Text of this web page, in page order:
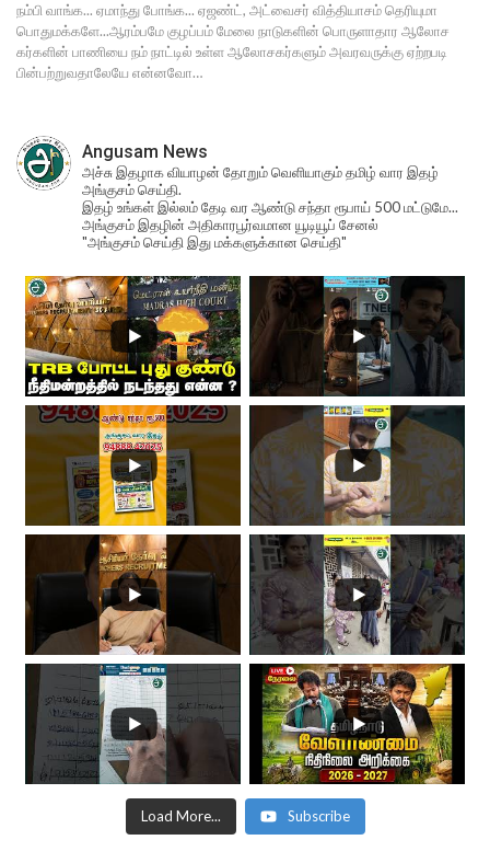
நம்பி வாங்க... ஏமாந்து போங்க... ஏஜண்ட், அட்வைசர் வித்தியாசம் தெரியுமா
பொதுமக்களே...ஆரம்பமே குழப்பம் மேலை நாடுகளின் பொருளாதார ஆலோச
கர்களின் பாணியை நம் நாட்டில் உள்ள ஆலோசகர்களும் அவரவருக்கு ஏற்றபடி
பின்பற்றுவதாலேயே என்னவோ…
Angusam News
அச்சு இதழாக வியாழன் தோறும் வெளியாகும் தமிழ் வார இதழ்
அங்குசம் செய்தி.
இதழ் உங்கள் இல்லம் தேடி வர ஆண்டு சந்தா ரூபாய் 500 மட்டுமே...
அங்குசம் இதழின் அதிகாரபூர்வமான யூடியூப் சேனல்
"அங்குசம் செய்தி இது மக்களுக்கான செய்தி"
Load More... Subscribe